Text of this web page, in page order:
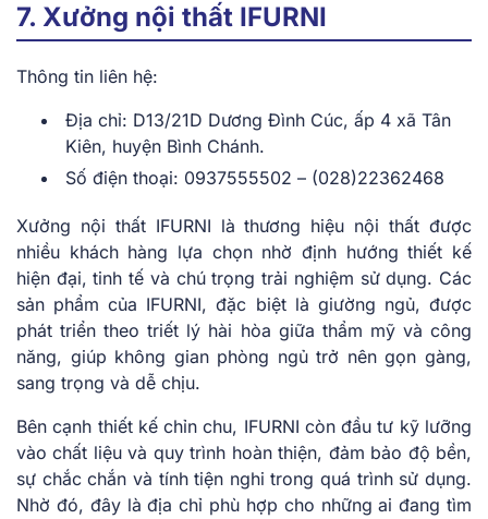
7. Xưởng nội thất IFURNI
Thông tin liên hệ:
Địa chỉ: D13/21D Dương Đình Cúc, ấp 4 xã Tân
Kiên, huyện Bình Chánh.
Số điện thoại: 0937555502 – (028)22362468
Xưởng nội thất IFURNI là thương hiệu nội thất được
nhiều khách hàng lựa chọn nhờ định hướng thiết kế
hiện đại, tinh tế và chú trọng trải nghiệm sử dụng. Các
sản phẩm của IFURNI, đặc biệt là giường ngủ, được
phát triển theo triết lý hài hòa giữa thẩm mỹ và công
năng, giúp không gian phòng ngủ trở nên gọn gàng,
sang trọng và dễ chịu.
Bên cạnh thiết kế chỉn chu, IFURNI còn đầu tư kỹ lưỡng
vào chất liệu và quy trình hoàn thiện, đảm bảo độ bền,
sự chắc chắn và tính tiện nghi trong quá trình sử dụng.
Nhờ đó, đây là địa chỉ phù hợp cho những ai đang tìm